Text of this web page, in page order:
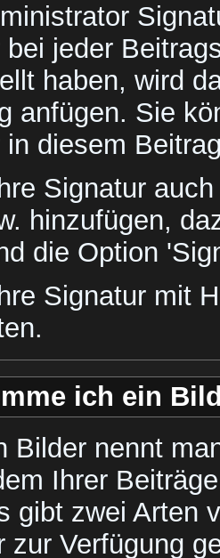
jeder
haben, wird
anfügen. Sie
in diesem
Signatur
hinzufügen,
die Option
Signatur mit
ich ein
Bilder nennt
Ihrer
gibt zwei Arten
zur Verfügung